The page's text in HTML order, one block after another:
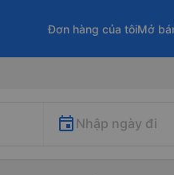
Đơn hàng của tôiMở
Nhập ngày đi